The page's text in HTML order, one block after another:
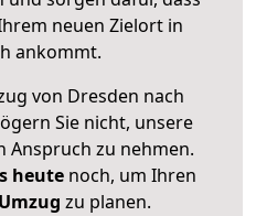
neuen Zielort in
ankommt.
von Dresden nach
Sie nicht, unsere
Anspruch zu nehmen.
heutenoch, um Ihren
zu planen.